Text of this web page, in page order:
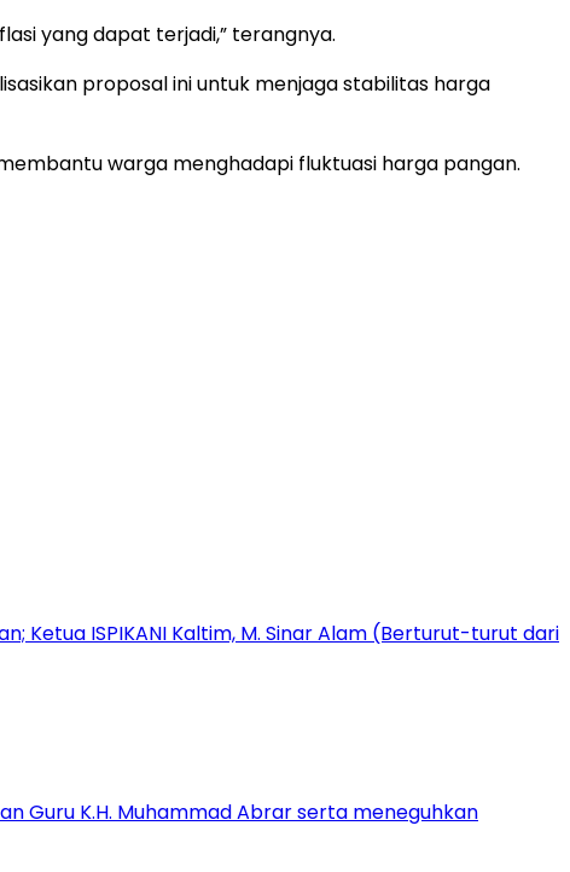
yang dapat terjadi,” terangnya.
proposal ini untuk menjaga stabilitas harga
warga menghadapi fluktuasi harga pangan.